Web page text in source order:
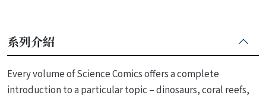
系列介紹
Every volume of Science Comics offers a complete
introduction to a particular topic – dinosaurs, coral reefs,